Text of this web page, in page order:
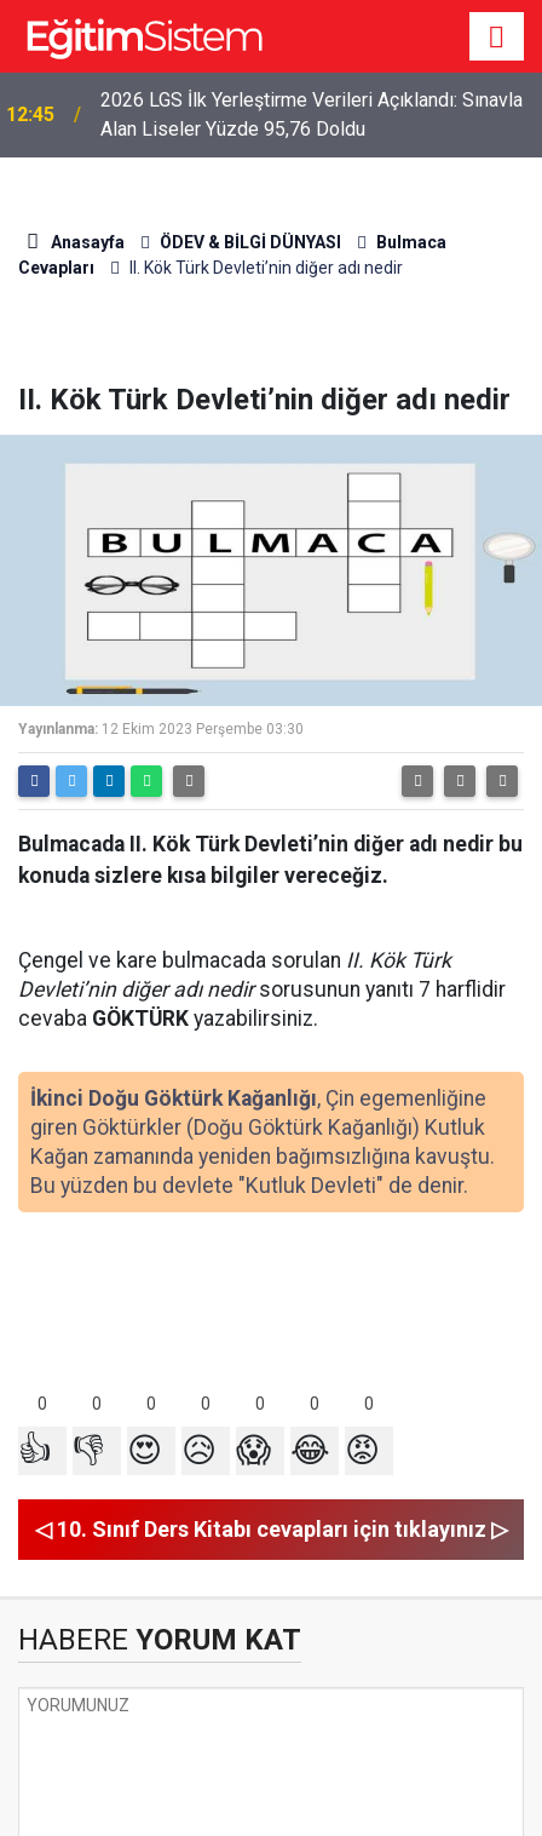
12:45
2026 LGS İlk Yerleştirme Verileri Açıklandı: Sınavla
Alan Liseler Yüzde 95,76 Doldu
Anasayfa ÖDEV & BİLGİ DÜNYASI
Bulmaca
Cevapları
II. Kök Türk Devleti’nin diğer adı nedir
II. Kök Türk Devleti’nin diğer adı nedir
Yayınlanma: 12 Ekim 2023 Perşembe 03:30
Bulmacada II. Kök Türk Devleti’nin diğer adı nedir bu
konuda sizlere kısa bilgiler vereceğiz.
Çengel ve kare bulmacada sorulan II. Kök Türk
Devleti’nin diğer adı nedirsorusunun yanıtı 7 harflidir
cevaba GÖKTÜRK yazabilirsiniz.
İkinci Doğu Göktürk Kağanlığı, Çin egemenliğine
giren Göktürkler (Doğu Göktürk Kağanlığı) Kutluk
Kağan zamanında yeniden bağımsızlığına kavuştu.
Bu yüzden bu devlete "Kutluk Devleti" de denir.
0 0 0 0 0 0 0
👍 👎 😍 😥 😱 😂 😡
◁ 10. Sınıf Ders Kitabı cevapları için tıklayınız ▷
HABERE YORUM KAT